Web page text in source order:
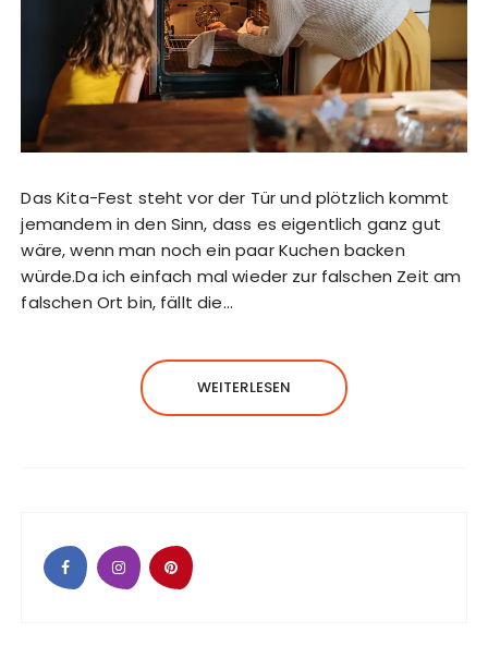
Das Kita-Fest steht vor der Tür und plötzlich kommt
jemandem in den Sinn, dass es eigentlich ganz gut
wäre, wenn man noch ein paar Kuchen backen
würde.Da ich einfach mal wieder zur falschen Zeit am
falschen Ort bin, fällt die…
WEITERLESEN